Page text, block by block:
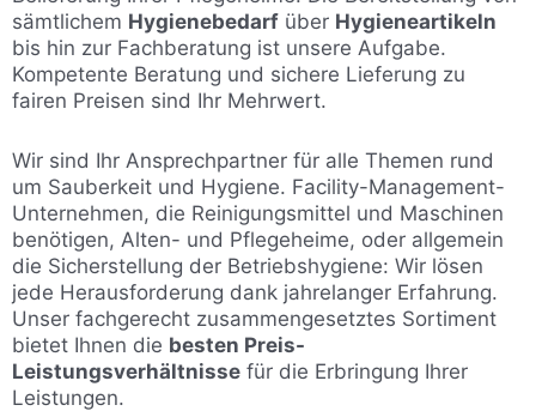
sämtlichem Hygienebedarf über Hygieneartikeln
bis hin zur Fachberatung ist unsere Aufgabe.
Kompetente Beratung und sichere Lieferung zu
fairen Preisen sind Ihr Mehrwert.
Wir sind Ihr Ansprechpartner für alle Themen rund
um Sauberkeit und Hygiene. Facility-Management-
Unternehmen, die Reinigungsmittel und Maschinen
benötigen, Alten- und Pflegeheime, oder allgemein
die Sicherstellung der Betriebshygiene: Wir lösen
jede Herausforderung dank jahrelanger Erfahrung.
Unser fachgerecht zusammengesetztes Sortiment
bietet Ihnen die besten Preis-
Leistungsverhältnisse für die Erbringung Ihrer
Leistungen.